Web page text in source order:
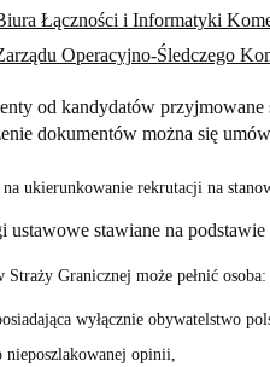
Łączności i Informatyki
Operacyjno-Śledczego
od kandydatów przyjmowane
dokumentów można się
ukierunkowanie rekrutacji na
ustawowe stawiane na
Straży Granicznej może pełnić osoba:
wyłącznie obywatelstwo
nieposzlakowanej opinii,